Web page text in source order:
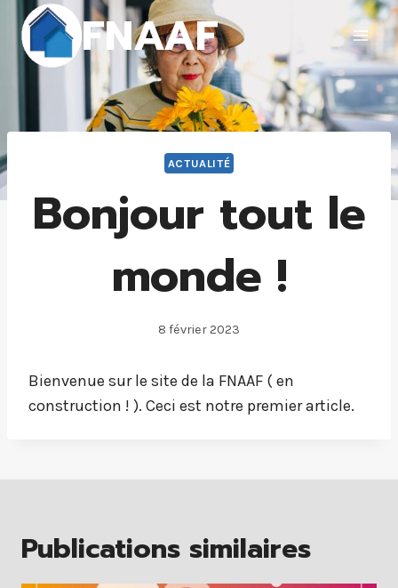
FNAAF
ACTUALITÉ
Bonjour tout le
monde !
8 février 2023
Bienvenue sur le site de la FNAAF ( en
construction ! ). Ceci est notre premier article.
Publications similaires